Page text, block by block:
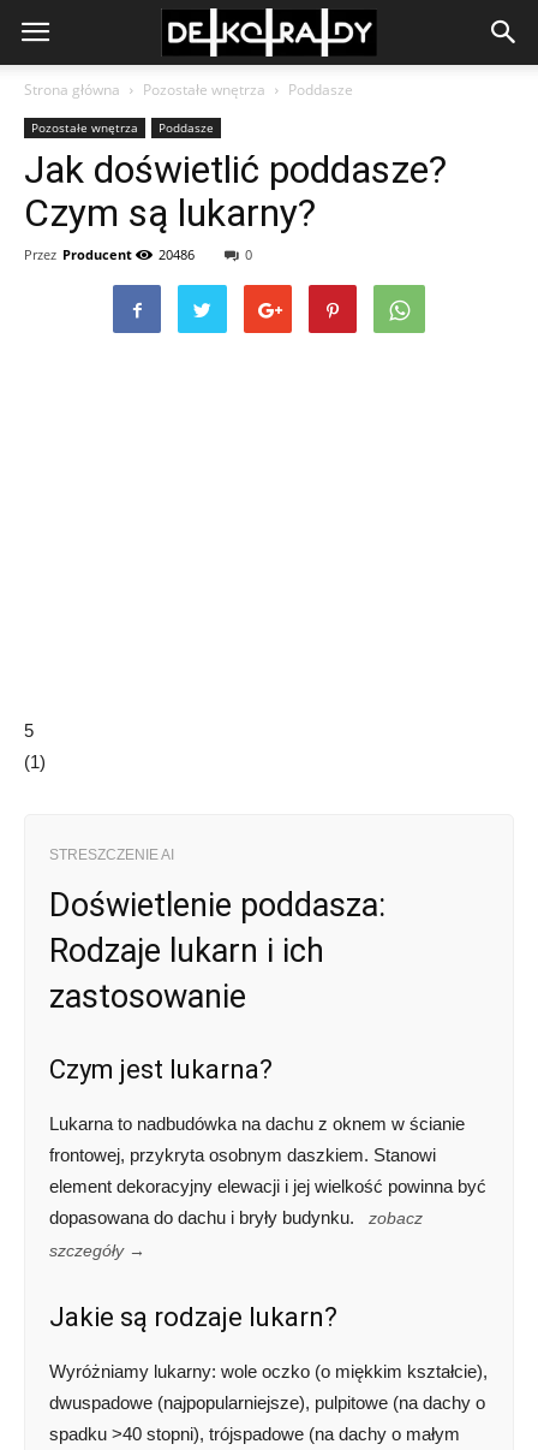
Strona główna Pozostałe wnętrza Poddasze
Pozostałe wnętrza Poddasze
Jak doświetlić poddasze?
Czym są lukarny?
Przez Producent 20486 0
5
(1)
STRESZCZENIE AI
Doświetlenie poddasza:
Rodzaje lukarn i ich
zastosowanie
Czym jest lukarna?
Lukarna to nadbudówka na dachu z oknem w ścianie
frontowej, przykryta osobnym daszkiem. Stanowi
element dekoracyjny elewacji i jej wielkość powinna być
dopasowana do dachu i bryły budynku.
zobacz
szczegóły →
Jakie są rodzaje lukarn?
Wyróżniamy lukarny: wole oczko (o miękkim kształcie),
dwuspadowe (najpopularniejsze), pulpitowe (na dachy o
spadku >40 stopni), trójspadowe (na dachy o małym